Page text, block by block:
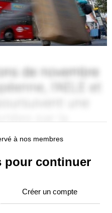
à nos membres
pour continuer
Créer un compte